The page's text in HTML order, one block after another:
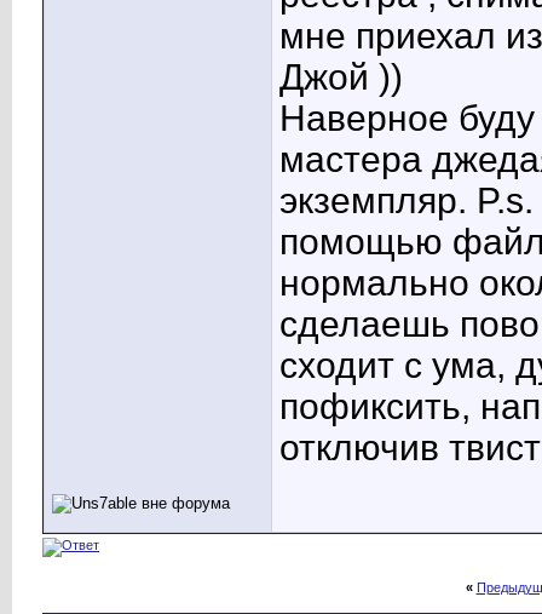
мне приехал
Джой ))
Наверное
мастера
экземпляр.
помощью
нормально
сделаешь
сходит с ума,
пофиксить,
отключив
«